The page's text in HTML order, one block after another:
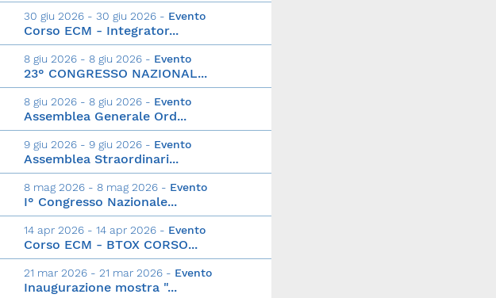
30 giu 2026 - 30 giu 2026 - Evento
Corso ECM - Integrator...
8 giu 2026 - 8 giu 2026 - Evento
23° CONGRESSO NAZIONAL...
8 giu 2026 - 8 giu 2026 - Evento
Assemblea Generale Ord...
9 giu 2026 - 9 giu 2026 - Evento
Assemblea Straordinari...
8 mag 2026 - 8 mag 2026 - Evento
I° Congresso Nazionale...
14 apr 2026 - 14 apr 2026 - Evento
Corso ECM - BTOX CORSO...
21 mar 2026 - 21 mar 2026 - Evento
Inaugurazione mostra "...